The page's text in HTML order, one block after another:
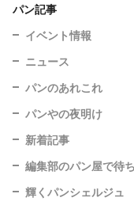
パン記事
イベント情報
ニュース
パンのあれこれ
パンやの夜明け
新着記事
編集部のパン屋で待
輝くパンシェルジュ